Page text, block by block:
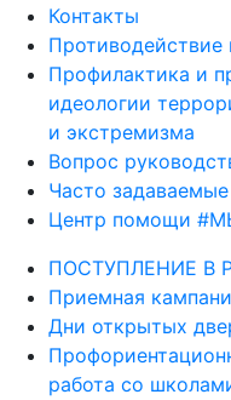
Контакты
Противодействие
Профилактика и
идеологии
и экстремизма
Вопрос
Часто
Центр помощи
ПОСТУПЛЕНИЕ В
Приемная
Дни открытых
работа со